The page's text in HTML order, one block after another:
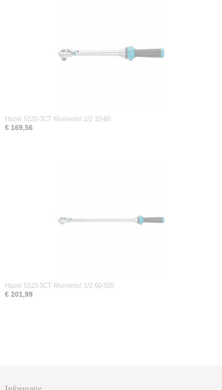
Hazet 5120-3CT Momentsl 1/2 10-60
€ 169,56
Hazet 5123-3CT Momentsl 1/2 60-320
€ 201,99